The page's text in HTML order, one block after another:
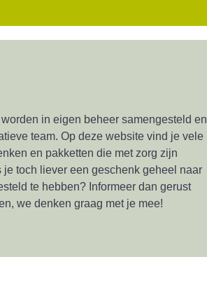
in eigen beheer samengesteld en
team. Op deze website vind je vele
en pakketten die met zorg zijn
je toch liever een geschenk geheel naar
te hebben? Informeer dan gerust
we denken graag met je mee!